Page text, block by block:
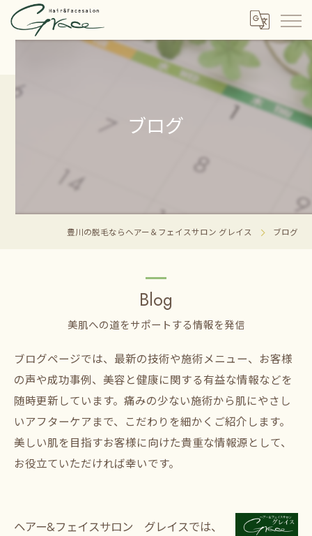
ブログ
豊川の脱毛ならヘアー＆フェイスサロン グレイス ブログ
Blog
美肌への道をサポートする情報を発信
ブログページでは、最新の技術や施術メニュー、お客様
の声や成功事例、美容と健康に関する有益な情報などを
随時更新しています。痛みの少ない施術から肌にやさし
いアフターケアまで、こだわりを細かくご紹介します。
美しい肌を目指すお客様に向けた貴重な情報源として、
お役立ていただければ幸いです。
ヘアー&フェイスサロン グレイスでは、